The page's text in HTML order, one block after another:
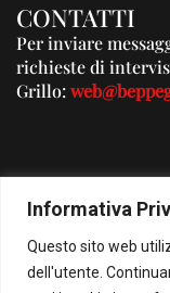
Informativa
Questo sito web
dell'utente.
CONTATTI
Per inviare
richieste di
Grillo: